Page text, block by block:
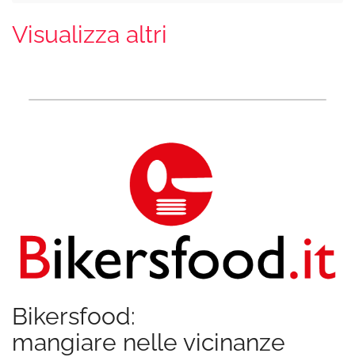
Visualizza altri
Bikersfood:
mangiare nelle vicinanze